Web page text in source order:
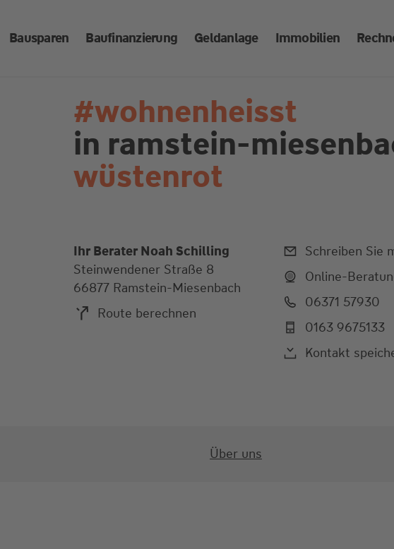
Bausparen Baufinanzierung Geldanlage Immobilien
#wohnenheisst
in ramstein-
wüstenrot
Ihr Berater Noah Schilling
Steinwendener Straße 8
66877 Ramstein-Miesenbach
Route berechnen
Schreiben Sie
Online-
06371 57930
0163 9675133
Kontakt
Über uns